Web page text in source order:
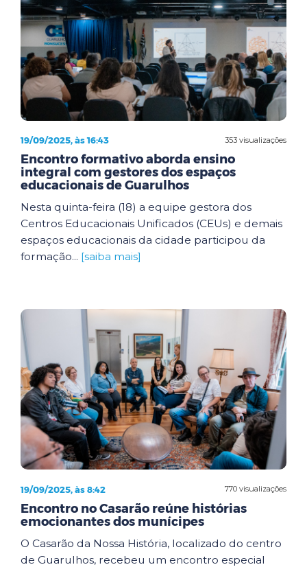
353 visualizações
19/09/2025, às 16:43
Encontro formativo aborda ensino
integral com gestores dos espaços
educacionais de Guarulhos
Nesta quinta-feira (18) a equipe gestora dos
Centros Educacionais Unificados (CEUs) e demais
espaços educacionais da cidade participou da
formação... [saiba mais]
770 visualizações
19/09/2025, às 8:42
Encontro no Casarão reúne histórias
emocionantes dos munícipes
O Casarão da Nossa História, localizado do centro
de Guarulhos, recebeu um encontro especial